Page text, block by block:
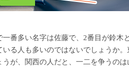
一番多い名字は佐藤で、2番目が鈴木
いる人も多いのではないでしょうか
うが、関西の人だと、一二を争うの